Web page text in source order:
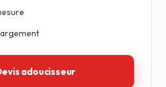
adoucisseur